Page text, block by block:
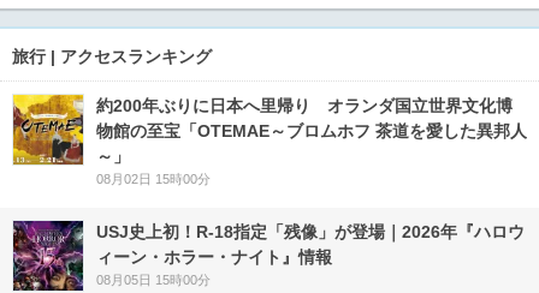
旅行 | アクセスランキング
約200年ぶりに日本へ里帰り オランダ国立世界文化博
物館の至宝「OTEMAE～ブロムホフ 茶道を愛した異邦人
～」
08月02日 15時00分
USJ史上初！R-18指定「残像」が登場｜2026年『ハロウ
ィーン・ホラー・ナイト』情報
08月05日 15時00分